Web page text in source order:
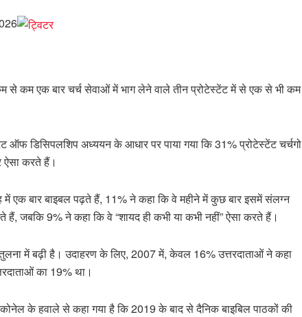
कम से कम एक बार चर्च सेवाओं में भाग लेने वाले तीन प्रोटेस्टेंट में से एक से भी कम
ऑफ डिसिपलशिप अध्ययन के आधार पर पाया गया कि 31% प्रोटेस्टेंट चर्चगो
ऐसा करते हैं।
में एक बार बाइबल पढ़ते हैं, 11% ने कहा कि वे महीने में कुछ बार इसमें संलग्न
जबकि 9% ने कहा कि वे “शायद ही कभी या कभी नहीं” ऐसा करते हैं।
में बढ़ी है। उदाहरण के लिए, 2007 में, केवल 16% उत्तरदाताओं ने कहा
का 19% था।
के हवाले से कहा गया है कि 2019 के बाद से दैनिक बाइबिल पाठकों की